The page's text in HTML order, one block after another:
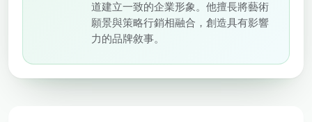
道建立一致的企業形象。他擅長將藝術
願景與策略行銷相融合，創造具有影響
力的品牌敘事。